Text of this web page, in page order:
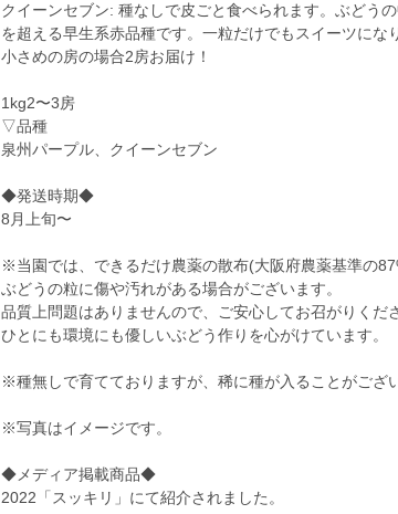
クイーンセブン: 種なしで皮ごと食べられます。ぶどう
を超える早生系赤品種です。一粒だけでもスイーツにな
小さめの房の場合2房お届け！
1kg2〜3房
▽品種
泉州パープル、クイーンセブン
◆発送時期◆
8月上旬〜
※当園では、できるだけ農薬の散布(大阪府農薬基準の
ぶどうの粒に傷や汚れがある場合がございます。
品質上問題はありませんので、ご安心してお召がりくだ
ひとにも環境にも優しいぶどう作りを心がけています。
※種無しで育てておりますが、稀に種が入ることがござ
※写真はイメージです。
◆メディア掲載商品◆
2022「スッキリ」にて紹介されました。